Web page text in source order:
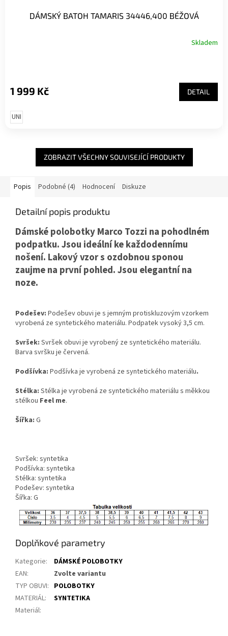
DÁMSKÝ BATOH TAMARIS 34446,400 BÉŽOVÁ
Skladem
1 999 Kč DETAIL
UNI
ZOBRAZIT VŠECHNY SOUVISEJÍCÍ PRODUKTY
Popis Podobné (4) Hodnocení Diskuze
Detailní popis produktu
Dámské polobotky Marco Tozzi na pohodlném
podpatku. Jsou ideální ke každodennímu
nošení. Lakový vzor s ozdobnou sponou
zaujme na první pohled. Jsou elegantní na
noze.
Podešev: Podešev obuvi je s jemným protiskluzovým vzorkem
vyrobená ze syntetického materiálu. Podpatek vysoký 3,5 cm.
Svršek: Svršek obuvi je vyrobený ze syntetického materiálu.
Barva svršku je červená.
Podšívka: Podšívka je vyrobená ze syntetického materiálu.
Stélka: Stélka je vyrobená ze syntetického materiálu s měkkou
stélkou Feel me.
Šířka: G
Svršek: syntetika
Podšívka: syntetika
Stélka: syntetika
Podešev: syntetika
Šířka: G
Doplňkové parametry
Kategorie:
DÁMSKÉ POLOBOTKY
EAN:
Zvolte variantu
TYP OBUVI: POLOBOTKY
MATERIÁL:
SYNTETIKA
Materiál: